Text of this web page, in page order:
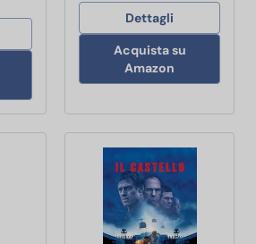
Dettagli
Acquista su
Amazon